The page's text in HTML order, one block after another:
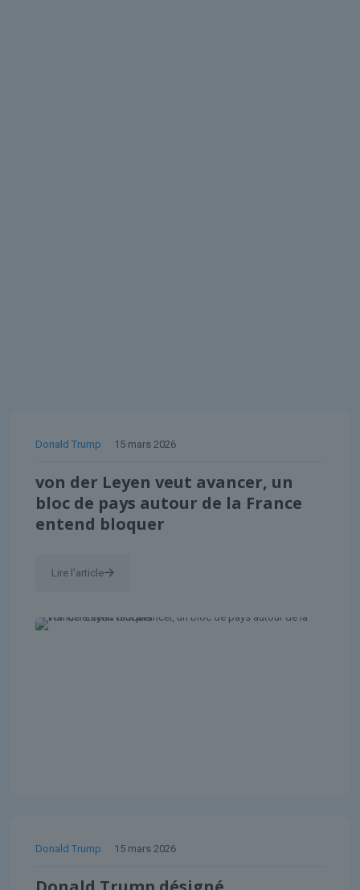
Donald Trump 15 mars 2026
von der Leyen veut avancer, un
bloc de pays autour de la France
entend bloquer
Lire l'article
Donald Trump 15 mars 2026